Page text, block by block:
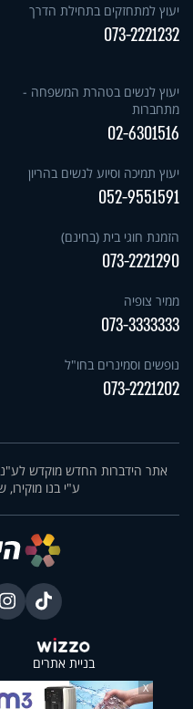
יעוץ למתחזקים בתחילת הדרך
073-2221232
יעוץ לנשים בטהרת המשפחה -
מתחברות
02-6301516
יעוץ תמיכה וסיוע לנשים בהריון
052-9551591
הזמנת חוגי בית (בחינם)
073-2221290
ממיר צופיה
073-3333333
נופשים וסמינרים בחו"ל
073-2221202
אתר הידברות החדש מוקדש לע"נ
ע"י בנו מוקירו,
בניית אתרים
X